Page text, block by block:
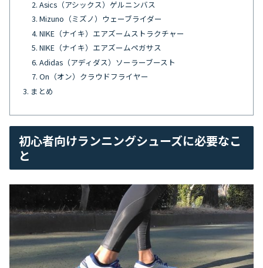
Asics（アシックス）ゲルニンバス
Mizuno（ミズノ）ウェーブライダー
NIKE（ナイキ）エアズームストラクチャー
NIKE（ナイキ）エアズームペガサス
Adidas（アディダス）ソーラーブースト
On（オン）クラウドフライヤー
まとめ
初心者向けランニングシューズに必要なこ
と